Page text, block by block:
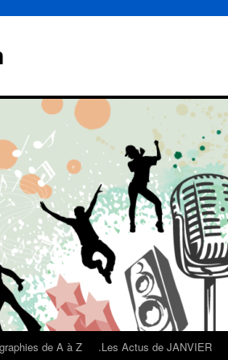
de A à Z .Les Actus de JANVIER